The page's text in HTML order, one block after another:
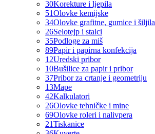
30Korekture i ljepila
51Olovke kemijske
34Olovke grafitne, gumice i šiljila
26Selotejp i stalci
35Podloge za miš
89Papir i papirna konfekcija
12Uredski pribor
10Bušilice za papir i pribor
37Pribor za crtanje i geometriju
13Mape
42Kalkulatori
26Olovke tehničke i mine
69Olovke roleri i nalivpera
21Tiskanice